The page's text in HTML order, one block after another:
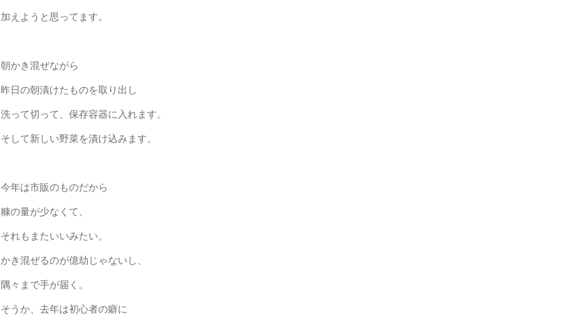
加えようと思ってます。
朝かき混ぜながら
昨日の朝漬けたものを取り出し
洗って切って、保存容器に入れます。
そして新しい野菜を漬け込みます。
今年は市販のものだから
糠の量が少なくて、
それもまたいいみたい。
かき混ぜるのが億劫じゃないし、
隅々まで手が届く。
そうか、去年は初心者の癖に